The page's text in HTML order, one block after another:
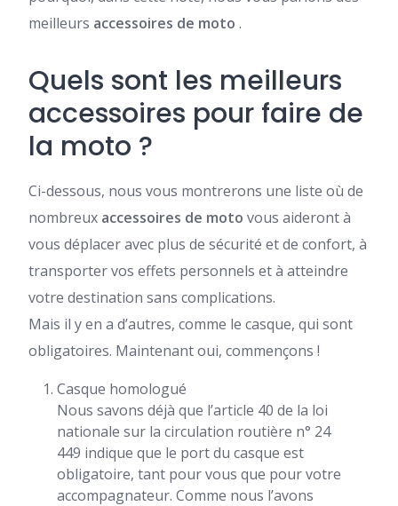
meilleurs accessoires de moto .
Quels sont les meilleurs
accessoires pour faire de
la moto ?
Ci-dessous, nous vous montrerons une liste où de
nombreux accessoires de moto vous aideront à
vous déplacer avec plus de sécurité et de confort, à
transporter vos effets personnels et à atteindre
votre destination sans complications.
Mais il y en a d’autres, comme le casque, qui sont
obligatoires. Maintenant oui, commençons !
Casque homologué
Nous savons déjà que l’article 40 de la loi
nationale sur la circulation routière n° 24
449 indique que le port du casque est
obligatoire, tant pour vous que pour votre
accompagnateur. Comme nous l’avons